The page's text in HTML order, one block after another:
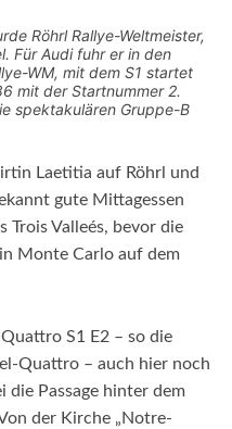
Röhrl Rallye-Weltmeister,
Für Audi fuhr er in den
WM, mit dem S1 startet
mit der Startnummer 2.
spektakulären Gruppe-B
Laetitia auf Röhrl und
gute Mittagessen
Trois Valleés, bevor die
Monte Carlo auf dem
S1 E2 – so die
Quattro – auch hier noch
die Passage hinter dem
der Kirche „Notre-